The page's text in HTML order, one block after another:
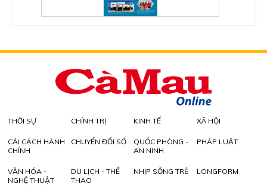
THỜI SỰ CHÍNH TRỊ KINH TẾ XÃ HỘI
CẢI CÁCH HÀNH
CHÍNH
CHUYỂN ĐỔI SỐ
QUỐC PHÒNG -
AN NINH
PHÁP LUẬT
VĂN HÓA -
NGHỆ THUẬT
DU LỊCH - THỂ
THAO
NHỊP SỐNG TRẺ LONGFORM